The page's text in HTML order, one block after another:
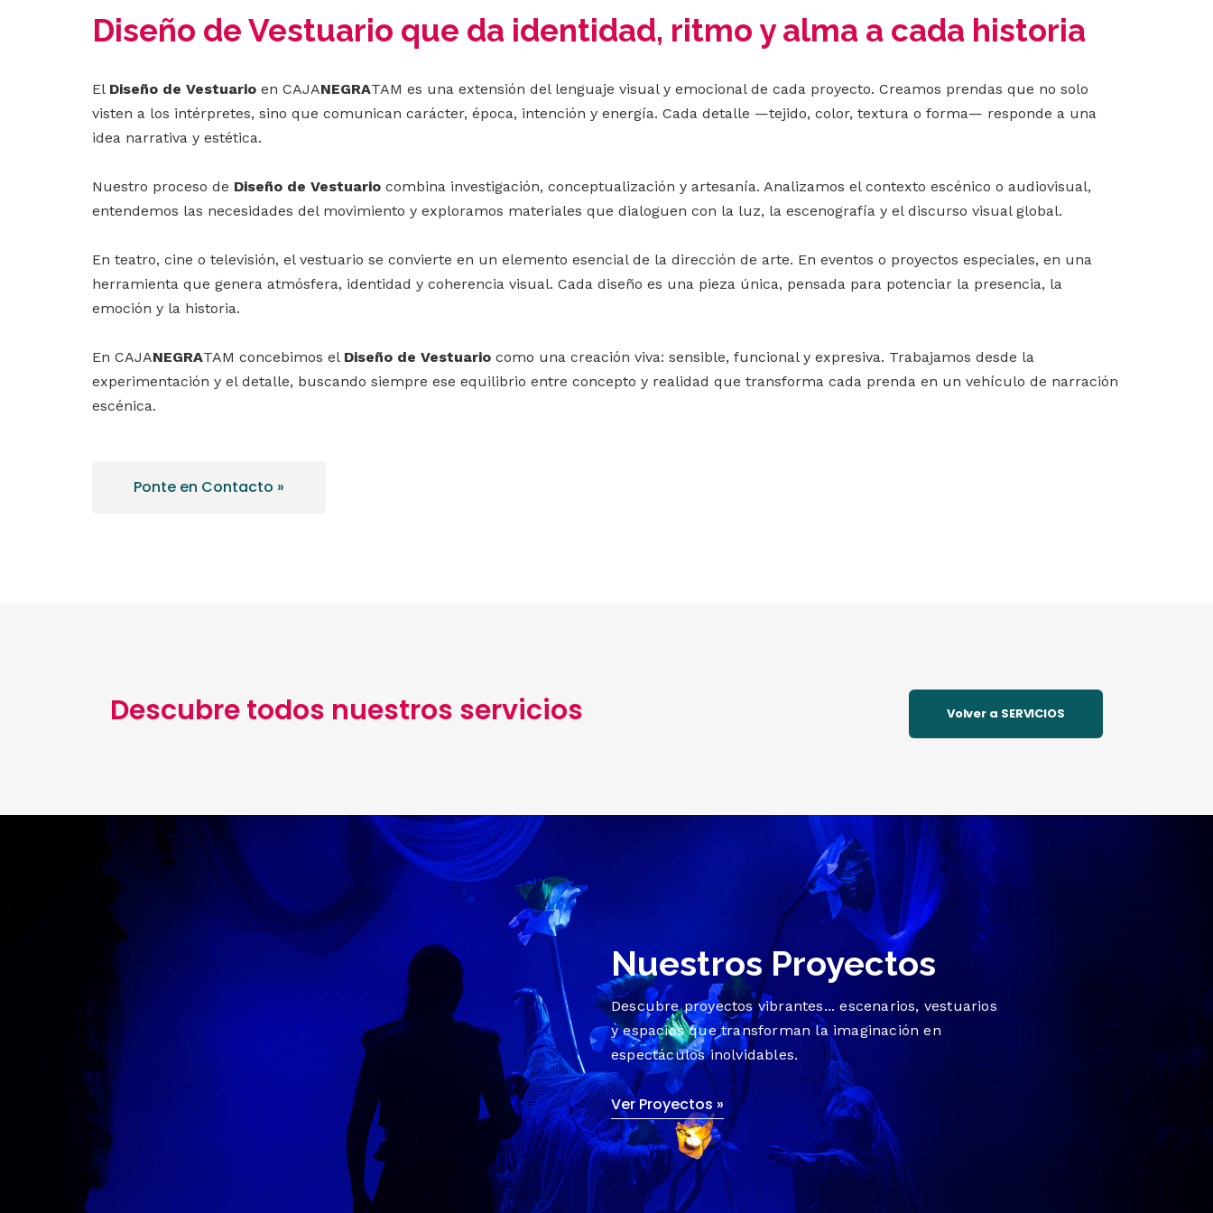
Diseño de Vestuario que da identidad, ritmo y alma a cada historia
El Diseño de Vestuario en CAJANEGRATAM es una extensión del lenguaje visual y emocional de cada proyecto. Creamos prendas que no solo
visten a los intérpretes, sino que comunican carácter, época, intención y energía. Cada detalle —tejido, color, textura o forma— responde a una
idea narrativa y estética.
Nuestro proceso de Diseño de Vestuario combina investigación, conceptualización y artesanía. Analizamos el contexto escénico o audiovisual,
entendemos las necesidades del movimiento y exploramos materiales que dialoguen con la luz, la escenografía y el discurso visual global.
En teatro, cine o televisión, el vestuario se convierte en un elemento esencial de la dirección de arte. En eventos o proyectos especiales, en una
herramienta que genera atmósfera, identidad y coherencia visual. Cada diseño es una pieza única, pensada para potenciar la presencia, la
emoción y la historia.
En CAJANEGRATAM concebimos el Diseño de Vestuario como una creación viva: sensible, funcional y expresiva. Trabajamos desde la
experimentación y el detalle, buscando siempre ese equilibrio entre concepto y realidad que transforma cada prenda en un vehículo de narración
escénica.
Ponte en Contacto »
Descubre todos nuestros servicios Volver a SERVICIOS
Nuestros Proyectos
Descubre proyectos vibrantes... escenarios, vestuarios
y espacios que transforman la imaginación en
espectáculos inolvidables.
Ver Proyectos »